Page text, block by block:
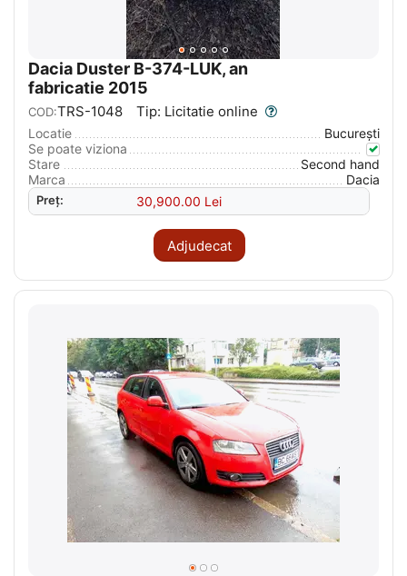
Dacia Duster B-374-LUK, an
fabricatie 2015
COD:TRS-1048 Tip: Licitatie online
Locatie
București
Se poate viziona
Stare
Second hand
Marca
Dacia
Preț: 30,900.00 Lei
Adjudecat